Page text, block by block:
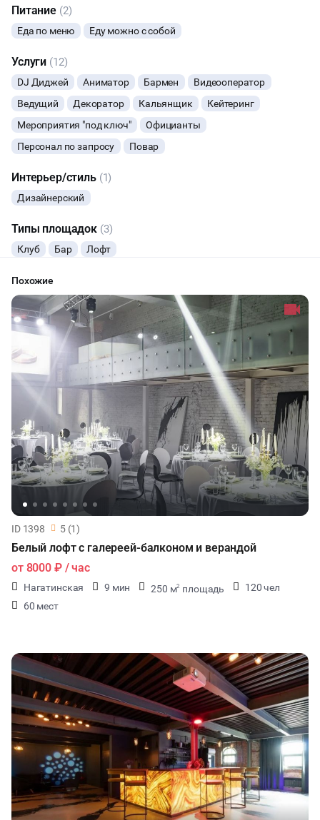
Питание (2)
Еда по меню Еду можно с собой
Услуги (12)
DJ Диджей Аниматор Бармен
Видеооператор
Ведущий
Декоратор Кальянщик
Кейтеринг
Мероприятия "под ключ"
Официанты
Персонал по запросу
Повар
Интерьер/стиль (1)
Дизайнерский
Типы площадок (3)
Клуб Бар Лофт
ТАНЦЫ
Похожие
ID 1398 5 (1)
Белый лофт с галереей-балконом и верандой
от 8000 ₽/ час
Нагатинская 9 мин 250 м2 площадь
120 чел
60 мест